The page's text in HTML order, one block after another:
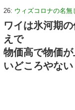
26: ウィズコロナの名無
ワイは氷河期
えで
物価高で物価
いどころやない